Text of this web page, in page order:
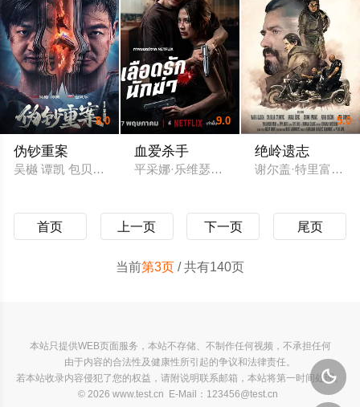
8.0
伪钞重案
吴樾 谭凯 包贝尔 梁颂晴 雷牧 好奇 沐岚 王蕴凡 郭桐溪 修睿 王
9.0
血爱杀手
平采娜·乐维瑟派布恩 塔纳波·里拉塔纳卡
5.0
绝岭遗志
谢尔盖·特里富诺
首页 上一页 下一页 尾页
当前第3页 / 共有140页

本站只提供WEB页面服务，本站不存储、不制作任何视频，不承担任何
由于内容的合法性及健康性所引起的争议和法律责任。
若本站收录内容侵犯了您的权益，请附说明联系邮箱，本站将第一时间处理。
© 2026 www.test.cn E-Mail：123456@test.cn